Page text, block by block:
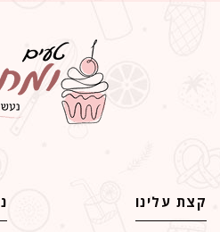
קצת עלינו